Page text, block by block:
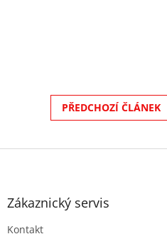
PŘEDCHOZÍ ČLÁNEK
Z
Zákaznický servis
Kontakt